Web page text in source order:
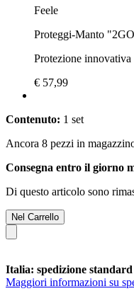
Feele
Proteggi-Manto
Protezione innovativa
€ 57,99
Contenuto: 1 set
Ancora 8 pezzi in
Consegna entro il giorno
Di questo articolo sono
Nel Carrello
Italia: spedizione
Maggiori informazioni su